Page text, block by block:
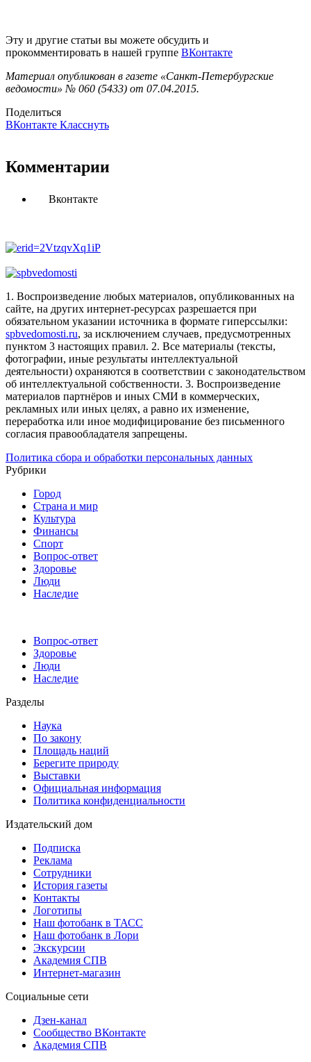
Эту и другие статьи вы можете обсудить и
прокомментировать в нашей группе ВКонтакте
Материал опубликован в газете «Санкт-Петербургские
ведомости» № 060 (5433) от 07.04.2015.
Поделиться
ВКонтакте Класснуть
Комментарии
Вконтакте
1. Воспроизведение любых материалов, опубликованных на
сайте, на других интернет-ресурсах разрешается при
обязательном указании источника в формате гиперссылки:
spbvedomosti.ru, за исключением случаев, предусмотренных
пунктом 3 настоящих правил. 2. Все материалы (тексты,
фотографии, иные результаты интеллектуальной
деятельности) охраняются в соответствии с законодательством
об интеллектуальной собственности. 3. Воспроизведение
материалов партнёров и иных СМИ в коммерческих,
рекламных или иных целях, а равно их изменение,
переработка или иное модифицирование без письменного
согласия правообладателя запрещены.
Политика сбора и обработки персональных данных
Рубрики
Город
Страна и мир
Культура
Финансы
Спорт
Вопрос-ответ
Здоровье
Люди
Наследие
Вопрос-ответ
Здоровье
Люди
Наследие
Разделы
Наука
По закону
Площадь наций
Берегите природу
Выставки
Официальная информация
Политика конфиденциальности
Издательский дом
Подписка
Реклама
Сотрудники
История газеты
Контакты
Логотипы
Наш фотобанк в ТАСС
Наш фотобанк в Лори
Экскурсии
Академия СПВ
Интернет-магазин
Социальные сети
Дзен-канал
Сообщество ВКонтакте
Академия СПВ